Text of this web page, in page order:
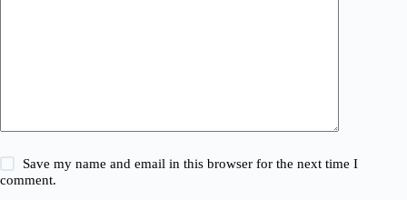
Save my name and email in this browser for the next time I
comment.